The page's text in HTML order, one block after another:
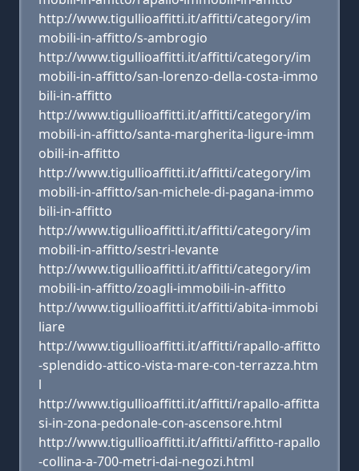
http://www.tigullioaffitti.it/affitti/category/im
mobili-in-affitto/s-ambrogio
http://www.tigullioaffitti.it/affitti/category/im
mobili-in-affitto/san-lorenzo-della-costa-immo
bili-in-affitto
http://www.tigullioaffitti.it/affitti/category/im
mobili-in-affitto/santa-margherita-ligure-imm
obili-in-affitto
http://www.tigullioaffitti.it/affitti/category/im
mobili-in-affitto/san-michele-di-pagana-immo
bili-in-affitto
http://www.tigullioaffitti.it/affitti/category/im
mobili-in-affitto/sestri-levante
http://www.tigullioaffitti.it/affitti/category/im
mobili-in-affitto/zoagli-immobili-in-affitto
http://www.tigullioaffitti.it/affitti/abita-immobi
liare
http://www.tigullioaffitti.it/affitti/rapallo-affitto
-splendido-attico-vista-mare-con-terrazza.htm
l
http://www.tigullioaffitti.it/affitti/rapallo-affitta
si-in-zona-pedonale-con-ascensore.html
http://www.tigullioaffitti.it/affitti/affitto-rapallo
-collina-a-700-metri-dai-negozi.html